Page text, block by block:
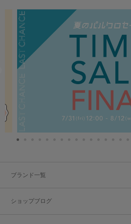
ブランド一覧
ショップブログ